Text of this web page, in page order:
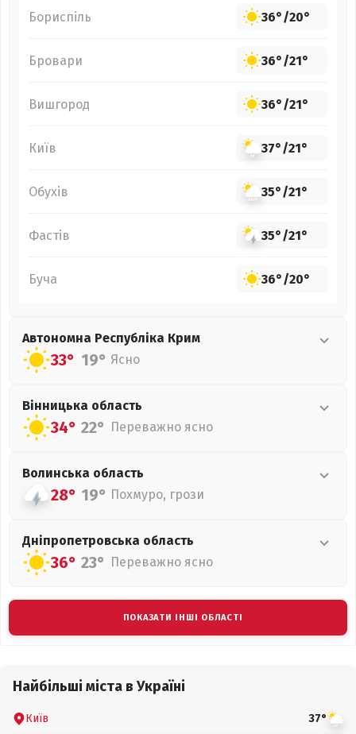
Бориспіль 36°/20°
Бровари 36°/21°
Вишгород 36°/21°
Київ 37°/21°
Обухів 35°/21°
Фастів 35°/21°
Буча 36°/20°
Автономна Республіка Крим
33° 19° Ясно
Вінницька область
34° 22° Переважно ясно
Волинська область
28° 19° Похмуро, грози
Дніпропетровська область
36° 23° Переважно ясно
ПОКАЗАТИ ІНШІ ОБЛАСТІ
Найбільші міста в Україні
Київ 37°